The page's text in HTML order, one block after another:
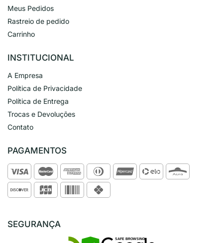
Meus Pedidos
Rastreio de pedido
Carrinho
INSTITUCIONAL
A Empresa
Política de Privacidade
Política de Entrega
Trocas e Devoluções
Contato
PAGAMENTOS
SEGURANÇA
SAFE BROWSING